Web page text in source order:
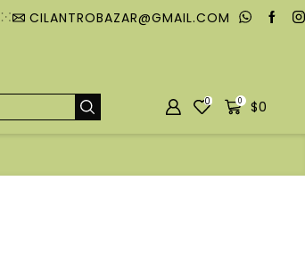
CILANTROBAZAR@GMAIL.COM
0 0 $0